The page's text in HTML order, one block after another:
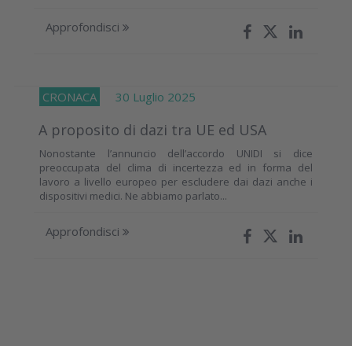
Approfondisci
CRONACA 30 Luglio 2025
A proposito di dazi tra UE ed USA
Nonostante l’annuncio dell’accordo UNIDI si dice
preoccupata del clima di incertezza ed in forma del
lavoro a livello europeo per escludere dai dazi anche i
dispositivi medici. Ne abbiamo parlato...
Approfondisci